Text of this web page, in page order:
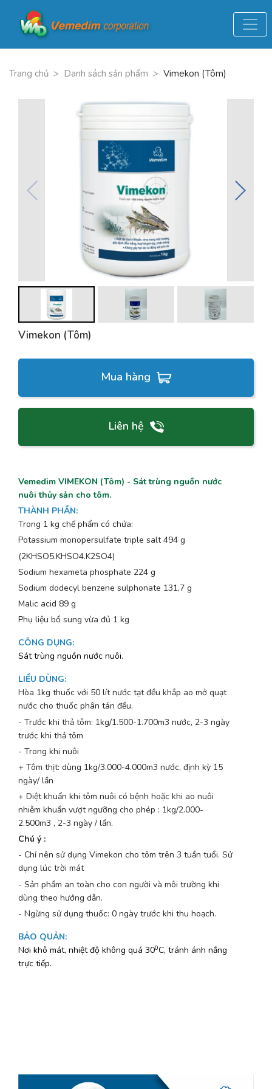
Trang chủ > Danh sách sản phẩm > Vimekon (Tôm)
Vimekon (Tôm)
Mua hàng
Liên hệ
Vemedim VIMEKON (Tôm) - Sát trùng nguồn nước
nuôi thủy sản cho tôm.
THÀNH PHẦN:
Trong 1 kg chế phẩm có chứa:
Potassium monopersulfate triple salt 494 g
(2KHSO5.KHSO4.K2SO4)
Sodium hexameta phosphate 224 g
Sodium dodecyl benzene sulphonate 131,7 g
Malic acid 89 g
Phụ liệu bổ sung vừa đủ 1 kg
CÔNG DỤNG:
Sát trùng nguồn nước nuôi.
LIỀU DÙNG:
Hòa 1kg thuốc với 50 lít nước tạt đều khắp ao mở quạt
nước cho thuốc phân tán đều.
- Trước khi thả tôm: 1kg/1.500-1.700m3 nước, 2-3 ngày
trước khi thả tôm
- Trong khi nuôi
+ Tôm thịt: dùng 1kg/3.000-4.000m3 nước, định kỳ 15
ngày/ lần
+ Diệt khuẩn khi tôm nuôi có bệnh hoặc khi ao nuôi
nhiễm khuẩn vượt ngưỡng cho phép : 1kg/2.000-
2.500m3 , 2-3 ngày / lần.
Chú ý :
- Chỉ nên sử dụng Vimekon cho tôm trên 3 tuần tuổi. Sử
dụng lúc trời mát
- Sản phẩm an toàn cho con người và môi trường khi
dùng theo hướng dẫn.
- Ngừng sử dụng thuốc: 0 ngày trước khi thu hoạch.
BẢO QUẢN:
Nơi khô mát, nhiệt độ không quá 300C, tránh ánh nắng
trực tiếp.